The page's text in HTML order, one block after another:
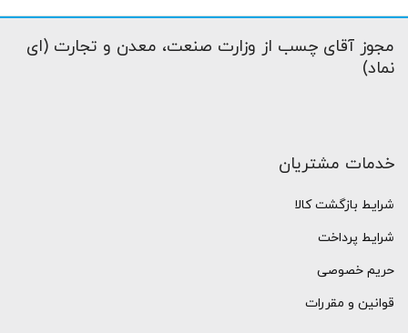
مجوز آقای چسب از وزارت صنعت، معدن و تجارت (ای
نماد)
خدمات مشتریان
شرایط بازگشت کالا
شرایط پرداخت
حریم خصوصی
قوانین و مقررات